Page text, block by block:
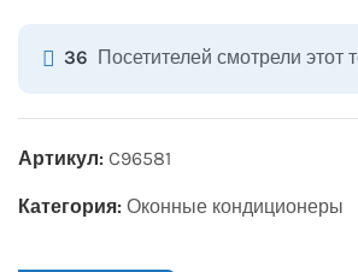
36 Посетителей смотрели этот
Артикул: C96581
Категория: Оконные кондиционеры